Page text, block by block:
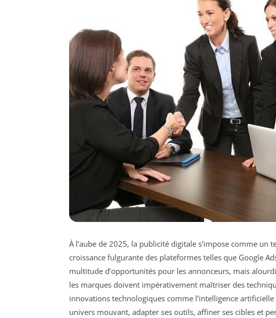
À l’aube de 2025, la publicité digitale s’impose comme un
croissance fulgurante des plateformes telles que Google
multitude d’opportunités pour les annonceurs, mais
les marques doivent impérativement maîtriser des
innovations technologiques comme l’intelligence
univers mouvant, adapter ses outils, affiner ses cibles et